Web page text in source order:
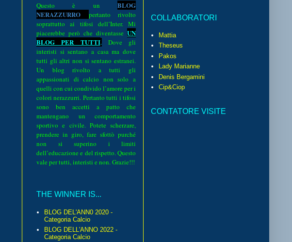
Questo è un BLOG
NERAZZURRO pertanto rivolto
soprattutto ai tifosi dell’Inter. Mi
piacerebbe però che diventasse UN
BLOG PER TUTTI.
Dove gli
interisti si sentano a casa ma dove
tutti gli altri non si sentano estranei.
Un blog rivolto a tutti gli
appassionati di calcio non solo a
quelli con cui condivido l’amore per i
colori nerazzurri. Pertanto tutti i tifosi
sono ben accetti a patto che
mantengano un comportamento
sportivo e civile. Potete scherzare,
prendere in giro, fare sfottò purché
non si superino i limiti
dell’educazione e del rispetto. Questo
vale per tutti, interisti e non. Grazie!!!
THE WINNER IS...
BLOG DEL'ANN0 2020 -
Categoria Calcio
BLOG DELL'ANNO 2022 -
Categoria Calcio
COLLABORATORI
Mattia
Theseus
Pakos
Lady Marianne
Denis Bergamini
Cip&Ciop
CONTATORE VISITE